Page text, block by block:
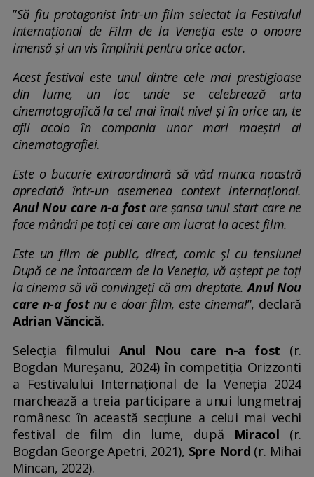
”Să fiu protagonist într-un film selectat la Festivalul
Internațional de Film de la Veneția este o onoare
imensă și un vis împlinit pentru orice actor.
Acest festival este unul dintre cele mai prestigioase
din lume, un loc unde se celebrează arta
cinematografică la cel mai înaltnivel și în orice an, te
afli acolo în compania unor mari maeștri ai
cinematografiei.
Este o bucurie extraordinară să văd munca noastră
apreciată într-un asemenea context internațional.
Anul Nou care n-a fostare șansa unui start care ne
face mândri pe toți cei care am lucrat la acest film.
Este un film de public, direct, comic și cu tensiune!
După ce ne întoarcem de la Veneția, vă aștept pe toți
la cinema să vă convingeți că am dreptate.Anul Nou
care n-a fostnu e doar film, este cinema!”, declară
Adrian Văncică.
Selecția filmuluiAnul Nou care n-a fost (r.
Bogdan Mureșanu, 2024) în competiția Orizzonti
a Festivalului Internațional de la Veneția 2024
marchează a treia participare a unui lungmetraj
românesc în această secțiune a celui mai vechi
festival de film din lume, după Miracol (r.
Bogdan George Apetri, 2021), Spre Nord (r. Mihai
Mincan, 2022).